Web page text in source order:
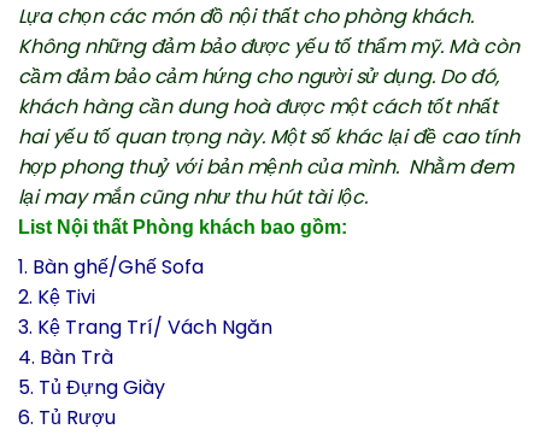
Lựa chọn các món đồ nội thất cho phòng khách.
Không những đảm bảo được yếu tố thẩm mỹ. Mà còn
cầm đảm bảo cảm hứng cho người sử dụng. Do đó,
khách hàng cần dung hoà được một cách tốt nhất
hai yếu tố quan trọng này. Một số khác lại đề cao tính
hợp phong thuỷ với bản mệnh của mình. Nhằm đem
lại may mắn cũng như thu hút tài lộc.
List Nội thất Phòng khách bao gồm:
1. Bàn ghế/Ghế Sofa
2. Kệ Tivi
3. Kệ Trang Trí/ Vách Ngăn
4. Bàn Trà
5. Tủ Đựng Giày
6. Tủ Rượu